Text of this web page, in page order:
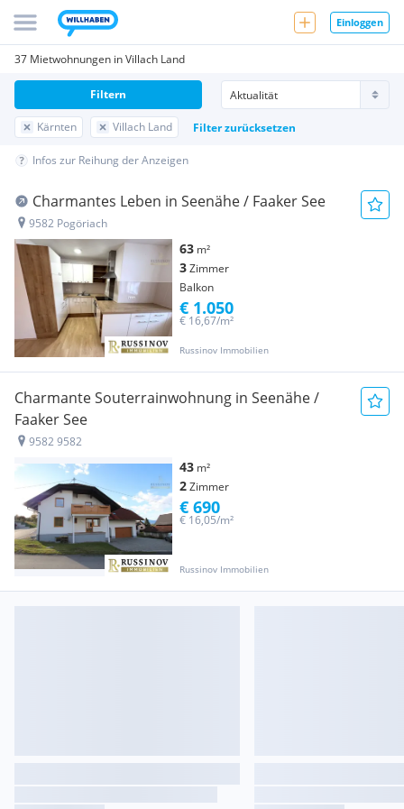
Einloggen
37 Mietwohnungen in Villach Land
Kärnten Villach Land Filter zurücksetzen
Filtern
Infos zur Reihung der Anzeigen
Charmantes Leben in Seenähe / Faaker See
9582 Pogöriach
63 m²
3Zimmer
Balkon
Russinov Immobilien
€ 16,67/m²
€ 1.050
Charmante Souterrainwohnung in Seenähe /
Faaker See
9582 9582
43 m²
2Zimmer
Russinov Immobilien
€ 16,05/m²
€ 690